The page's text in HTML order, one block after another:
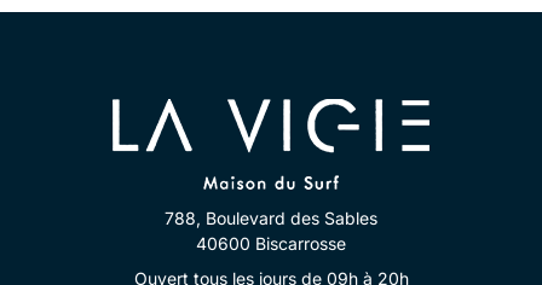
788, Boulevard des Sables
40600 Biscarrosse
Ouvert tous les jours de 09h à 20h